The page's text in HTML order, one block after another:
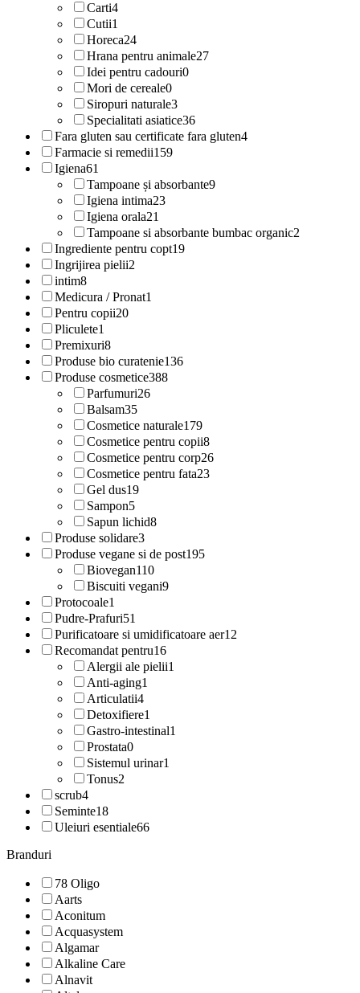
Carti4
Cutii1
Horeca24
Hrana pentru animale27
Idei pentru cadouri0
Mori de cereale0
Siropuri naturale3
Specialitati asiatice36
Fara gluten sau certificate fara gluten4
Farmacie si remedii159
Igiena61
Tampoane și absorbante9
Igiena intima23
Igiena orala21
Tampoane si absorbante bumbac organic2
Ingrediente pentru copt19
Ingrijirea pielii2
intim8
Medicura / Pronat1
Pentru copii20
Pliculete1
Premixuri8
Produse bio curatenie136
Produse cosmetice388
Parfumuri26
Balsam35
Cosmetice naturale179
Cosmetice pentru copii8
Cosmetice pentru corp26
Cosmetice pentru fata23
Gel dus19
Sampon5
Sapun lichid8
Produse solidare3
Produse vegane si de post195
Biovegan110
Biscuiti vegani9
Protocoale1
Pudre-Prafuri51
Purificatoare si umidificatoare aer12
Recomandat pentru16
Alergii ale pielii1
Anti-aging1
Articulatii4
Detoxifiere1
Gastro-intestinal1
Prostata0
Sistemul urinar1
Tonus2
scrub4
Seminte18
Uleiuri esentiale66
Branduri
78 Oligo
Aarts
Aconitum
Acquasystem
Algamar
Alkaline Care
Alnavit